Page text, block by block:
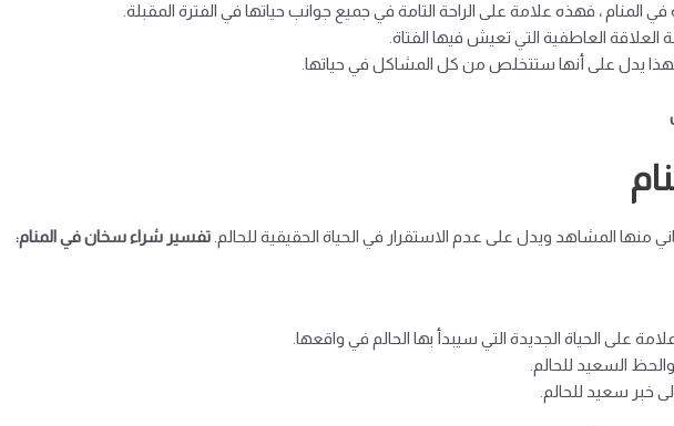
المنام ، فهذه علامة على الراحة التامة في جميع جوانب حياتها في الفترة المقبلة.
العلاقة العاطفية التي تعيش فيها الفتاة.
فهذا يدل على أنها ستتخلص من كل المشاكل في حياتها.
منها المشاهد ويدل على عدم الاستقرار في الحياة الحقيقية للحالم. تفسير شراء سخان في المنام:
على الحياة الجديدة التي سيبدأ بها الحالم في واقعها.
السعيد للحالم.
خبر سعيد للحالم.